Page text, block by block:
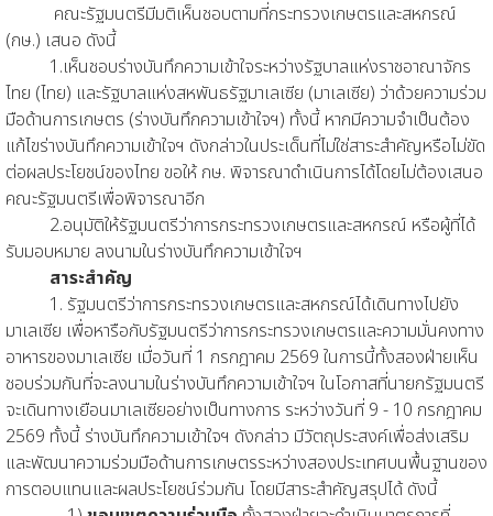
คณะรัฐมนตรีมีมติเห็นชอบตามที่กระทรวงเกษตรและสหกรณ์
(กษ.) เสนอ ดังนี้
1.เห็นชอบร่างบันทึกความเข้าใจระหว่างรัฐบาลแห่งราชอาณาจักร
ไทย (ไทย) และรัฐบาลแห่งสหพันธรัฐมาเลเซีย (มาเลเซีย) ว่าด้วยความร่วม
มือด้านการเกษตร (ร่างบันทึกความเข้าใจฯ) ทั้งนี้ หากมีความจำเป็นต้อง
แก้ไขร่างบันทึกความเข้าใจฯ ดังกล่าวในประเด็นที่ไม่ใช่สาระสำคัญหรือไม่ขัด
ต่อผลประโยชน์ของไทย ขอให้ กษ. พิจารณาดำเนินการได้โดยไม่ต้องเสนอ
คณะรัฐมนตรีเพื่อพิจารณาอีก
2.อนุมัติให้รัฐมนตรีว่าการกระทรวงเกษตรและสหกรณ์ หรือผู้ที่ได้
รับมอบหมาย ลงนามในร่างบันทึกความเข้าใจฯ
สาระสำคัญ
1. รัฐมนตรีว่าการกระทรวงเกษตรและสหกรณ์ได้เดินทางไปยัง
มาเลเซีย เพื่อหารือกับรัฐมนตรีว่าการกระทรวงเกษตรและความมั่นคงทาง
อาหารของมาเลเซีย เมื่อวันที่ 1 กรกฎาคม 2569 ในการนี้ทั้งสองฝ่ายเห็น
ชอบร่วมกันที่จะลงนามในร่างบันทึกความเข้าใจฯ ในโอกาสที่นายกรัฐมนตรี
จะเดินทางเยือนมาเลเซียอย่างเป็นทางการ ระหว่างวันที่ 9 - 10 กรกฎาคม
2569 ทั้งนี้ ร่างบันทึกความเข้าใจฯ ดังกล่าว มีวัตถุประสงค์เพื่อส่งเสริม
และพัฒนาความร่วมมือด้านการเกษตรระหว่างสองประเทศบนพื้นฐานของ
การตอบแทนและผลประโยชน์ร่วมกัน โดยมีสาระสําคัญสรุปได้ ดังนี้